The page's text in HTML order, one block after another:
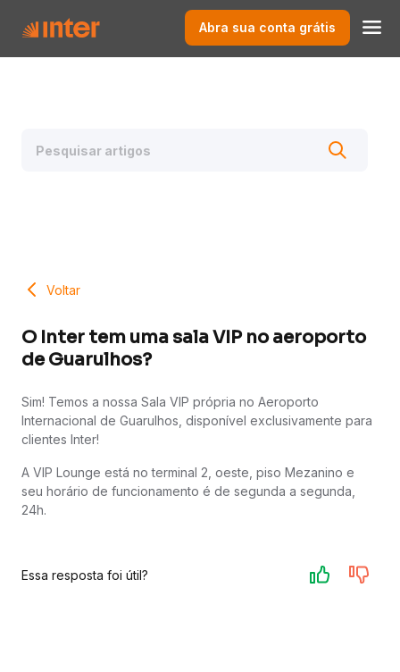
Abra sua conta grátis
Voltar
O Inter tem uma sala VIP no aeroporto
de Guarulhos?
Sim! Temos a nossa Sala VIP própria no Aeroporto
Internacional de Guarulhos, disponível exclusivamente para
clientes Inter!
A VIP Lounge está no terminal 2, oeste, piso Mezanino e
seu horário de funcionamento é de segunda a segunda,
24h.
Essa resposta foi útil?